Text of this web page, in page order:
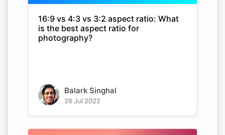
16:9 vs 4:3 vs 3:2 aspect ratio: What
is the best aspect ratio for
photography?
Balark Singhal
26 Jul 2022